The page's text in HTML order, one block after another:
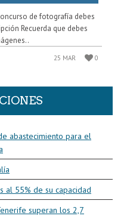
de fotografía debes
Recuerda que debes
25 MAR 0
abastecimiento para el
al 55% de su capacidad
superan los 2,7